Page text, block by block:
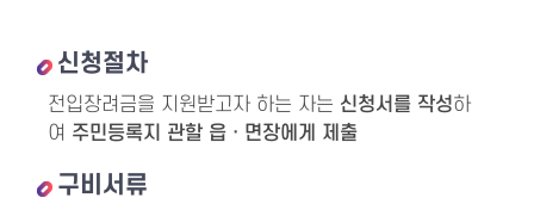
신청절차
전입장려금을 지원받고자 하는 자는 신청서를 작성하
여 주민등록지 관할 읍ㆍ면장에게 제출
구비서류